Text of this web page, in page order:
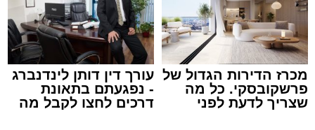
עופר אשטוקר / 15:32 07.08.26
תגים: תאונת עבודה באשדוד
מכרז הדירות הגדול של
פרשקובסקי. כל מה
שצריך לדעת לפני
עורך דין דותן לינדנברג
- נפגעתם בתאונת
דרכים לחצו לקבל מה